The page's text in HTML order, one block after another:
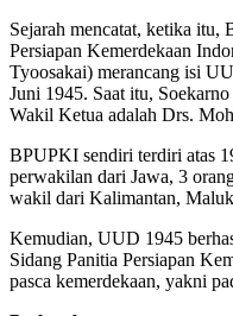
Sejarah mencatat, ketika itu,
Persiapan Kemerdekaan
Tyoosakai) merancang isi
Juni 1945. Saat itu,
Wakil Ketua adalah Drs.
BPUPKI sendiri terdiri atas
perwakilan dari Jawa, 3
wakil dari Kalimantan,
Kemudian, UUD 1945
Sidang Panitia Persiapan
pasca kemerdekaan, yakni